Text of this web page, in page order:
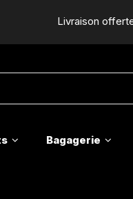
Livraison
Bagagerie